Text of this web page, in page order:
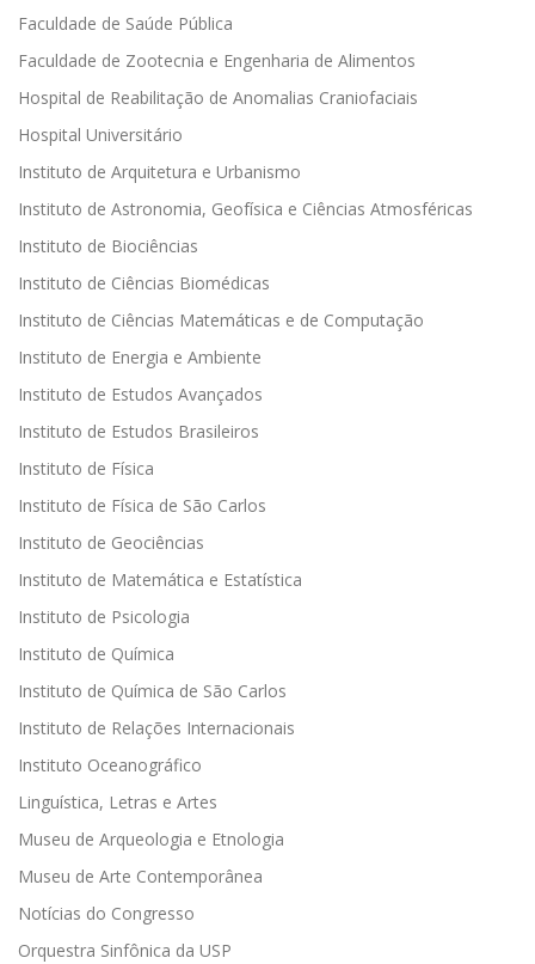
Faculdade de Saúde Pública
Faculdade de Zootecnia e Engenharia de Alimentos
Hospital de Reabilitação de Anomalias Craniofaciais
Hospital Universitário
Instituto de Arquitetura e Urbanismo
Instituto de Astronomia, Geofísica e Ciências Atmosféricas
Instituto de Biociências
Instituto de Ciências Biomédicas
Instituto de Ciências Matemáticas e de Computação
Instituto de Energia e Ambiente
Instituto de Estudos Avançados
Instituto de Estudos Brasileiros
Instituto de Física
Instituto de Física de São Carlos
Instituto de Geociências
Instituto de Matemática e Estatística
Instituto de Psicologia
Instituto de Química
Instituto de Química de São Carlos
Instituto de Relações Internacionais
Instituto Oceanográfico
Linguística, Letras e Artes
Museu de Arqueologia e Etnologia
Museu de Arte Contemporânea
Notícias do Congresso
Orquestra Sinfônica da USP